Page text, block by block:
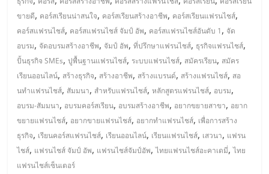
ไทย,
SMEs,
แฟ
รน
ไชส์,
ขายดี, คอร์สเรียนน่าสนใจ, คอร์สเรียนสร้างอาชีพ, คอร์สเรียนแฟรนไชส์,
คอร์สแฟรนไชส์, คอร์สแฟรนไชส์ จัมป์ อัพ, คอร์สแฟรนไชส์อันดับ 1, จัด
อบรม, จัดอบรมสร้างอาชีพ, จัมป์ อัพ,ที่ปรึกษาแฟรนไชส์, ธุรกิจแฟรนไชส์,
ปั้นธุรกิจ SMEs,ปูพื้นฐานแฟรนไชส์, ระบบแฟรนไชส์, สมัครเรียน, สมัคร
เรียนออนไลน์, สร้างธุรกิจ, สร้างอาชีพ, สร้างแบรนด์, สร้างแฟรนไชส์, สอ
นทำแฟรนไชส์, สัมมนา, สำหรับแฟรนไชส์,หลักสูตรแฟรนไชส์, อบรม,
อบรม-สัมมนา, อบรมคอร์สเรียน, อบรมสร้างอาชีพ, อยากขยายสาขา, อยาก
ขยายแฟรนไชส์, อยากขายแฟรนไชส์, อยากทำแฟรนไชส์, เพื่อการสร้าง
ธุรกิจ, เรียนคอร์สแฟรนไชส์, เรียนออนไลน์, เรียนแฟรนไชส์, เสวนา, แฟรน
ไชส์, แฟรนไชส์ จัมป์ อัพ, แฟรนไชส์จัมป์อัพ,ไทยแฟรนไชส์อะคาเดมี่,ไทย
แฟรนไชส์เซ็นเตอร์